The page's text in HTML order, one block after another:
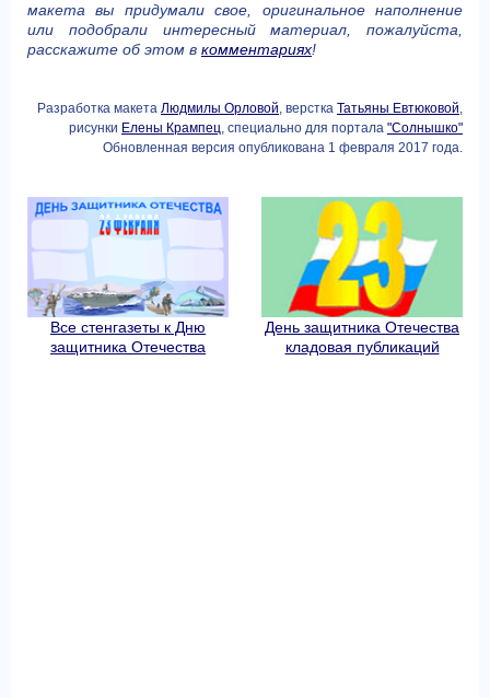
макета вы придумали свое, оригинальное наполнение
или подобрали интересный материал, пожалуйста,
расскажите об этом в комментариях!
Разработка макета Людмилы Орловой, верстка Татьяны Евтюковой,
рисунки Елены Крампец, специально для портала "Солнышко"
Обновленная версия опубликована 1 февраля 2017 года.
Все стенгазеты к Дню
защитника Отечества
День защитника Отечества
кладовая публикаций